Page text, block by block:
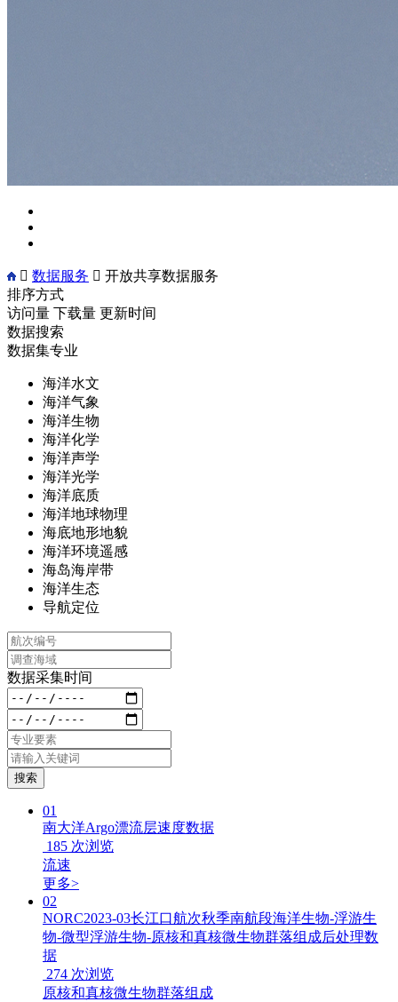
 数据服务  开放共享数据服务
排序方式
访问量 下载量 更新时间
数据搜索
数据集专业
海洋水文
海洋气象
海洋生物
海洋化学
海洋声学
海洋光学
海洋底质
海洋地球物理
海底地形地貌
海洋环境遥感
海岛海岸带
海洋生态
导航定位
数据采集时间
搜索
01
南大洋Argo漂流层速度数据
185 次浏览
流速
更多>
02
NORC2023-03长江口航次秋季南航段海洋生物-浮游生
物-微型浮游生物-原核和真核微生物群落组成后处理数
据
274 次浏览
原核和真核微生物群落组成